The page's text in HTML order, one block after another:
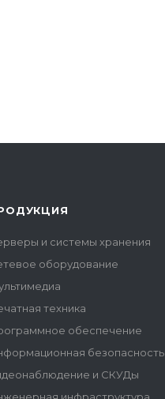
и системы хранения
оборудование
техника
обеспечение
безопасность
и СКУДы